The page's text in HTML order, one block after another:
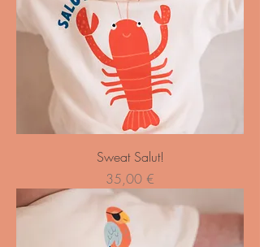
Sweat Salut!
Preço
35,00 €